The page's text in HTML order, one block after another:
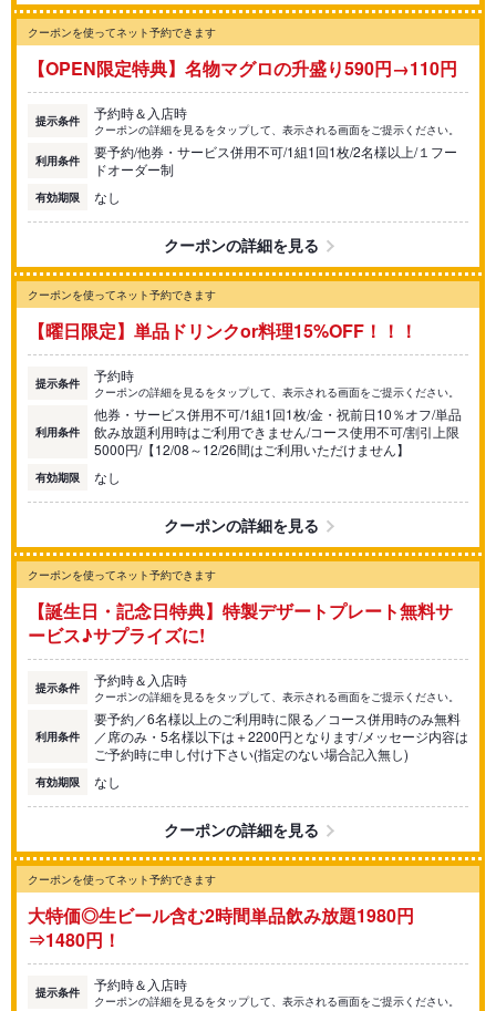
クーポンを使ってネット予約できます
【OPEN限定特典】名物マグロの升盛り590円→110円
提示条件 予約時＆入店時
クーポンの詳細を見るをタップして、表示される画面をご提示ください。
利用条件
要予約/他券・サービス併用不可/1組1回1枚/2名様以上/１フー
ドオーダー制
有効期限 なし
クーポンの詳細を見る
クーポンを使ってネット予約できます
【曜日限定】単品ドリンクor料理15%OFF！！！
提示条件 予約時
クーポンの詳細を見るをタップして、表示される画面をご提示ください。
利用条件
他券・サービス併用不可/1組1回1枚/金・祝前日10％オフ/単品
飲み放題利用時はご利用できません/コース使用不可/割引上限
5000円/【12/08～12/26間はご利用いただけません】
有効期限 なし
クーポンの詳細を見る
クーポンを使ってネット予約できます
【誕生日・記念日特典】特製デザートプレート無料サ
ービス♪サプライズに!
提示条件 予約時＆入店時
クーポンの詳細を見るをタップして、表示される画面をご提示ください。
利用条件
要予約／6名様以上のご利用時に限る／コース併用時のみ無料
／席のみ・5名様以下は＋2200円となります/メッセージ内容は
ご予約時に申し付け下さい(指定のない場合記入無し)
有効期限 なし
クーポンの詳細を見る
クーポンを使ってネット予約できます
大特価◎生ビール含む2時間単品飲み放題1980円
⇒1480円！
提示条件 予約時＆入店時
クーポンの詳細を見るをタップして、表示される画面をご提示ください。